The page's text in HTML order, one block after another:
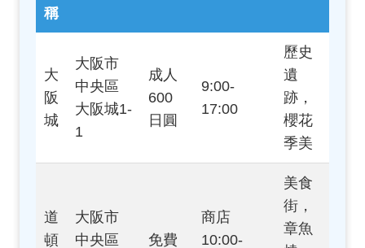
稱
大
阪
城
大阪市
中央區
大阪城1-
1
成人
600
日圓
9:00-
17:00
歷史
遺
跡，
櫻花
季美
道
頓
大阪市
中央區
免費
商店
10:00-
美食
街，
章魚